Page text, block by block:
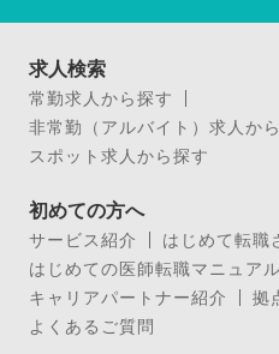
求人検索
常勤求人から探す
非常勤（アルバイト）求人か
スポット求人から探す
初めての方へ
サービス紹介
はじめて転職
はじめての医師転職マニュアル
キャリアパートナー紹介
拠
よくあるご質問